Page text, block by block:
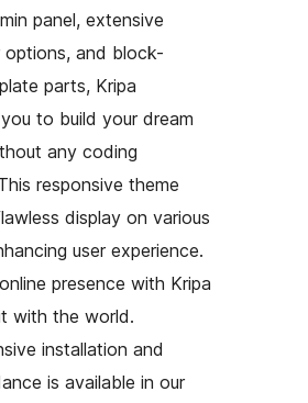
panel, extensive
options, and block-
parts, Kripa
to build your dream
any coding
responsive theme
display on various
user experience.
presence with Kripa
with the world.
installation and
is available in our